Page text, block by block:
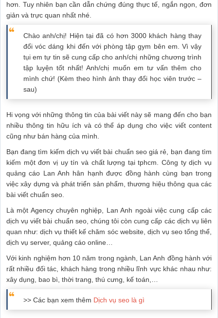
hơn. Tuy nhiên bạn cần dẫn chứng đúng thực tế, ngắn ngọn, đơn
giản và trực quan nhất nhé.
Chào anh/chị! Hiện tại đã có hơn 3000 khách hàng thay
đổi vóc dáng khi đến với phòng tập gym bên em. Vì vậy
tụi em tự tin sẽ cung cấp cho anh/chị những chương trình
tập luyện tốt nhất! Anh/chị muốn em tư vấn thêm cho
mình chứ! (Kèm theo hình ảnh thay đổi học viên trước –
sau)
Hi vọng với những thông tin của bài viết này sẽ mang đến cho bạn
nhiều thông tin hữu ích và có thể áp dụng cho việc viết content
cũng như bán hàng của mình.
Bạn đang tìm kiếm dịch vụ viết bài chuẩn seo giá rẻ, bạn đang tìm
kiếm một đơn vị uy tín và chất lượng tại tphcm. Công ty dịch vụ
quảng cáo Lan Anh hân hạnh được đồng hành cùng bạn trong
việc xây dựng và phát triển sản phẩm, thương hiệu thông qua các
bài viết chuẩn seo.
Là một Agency chuyên nghiệp, Lan Anh ngoài việc cung cấp các
dịch vụ viết bài chuẩn seo, chúng tôi còn cung cấp các dịch vụ liên
quan như: dịch vụ thiết kế chăm sóc website, dịch vụ seo tổng thể,
dịch vụ server, quảng cáo online…
Với kinh nghiệm hơn 10 năm trong ngành, Lan Anh đồng hành với
rất nhiều đối tác, khách hàng trong nhiều lĩnh vực khác nhau như:
xây dụng, bao bì, thời trang, thú cưng, kế toán,…
>> Các bạn xem thêm Dịch vụ seo là gì